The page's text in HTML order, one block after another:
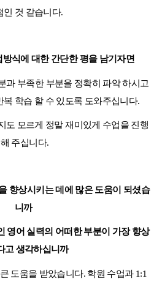
인 것 같습니다.
식에 대한 간단한 평을 남기자면
과 부족한 부분을 정확히 파악 하시고
복 학습 할 수 있도록 도와주십니다.
도 모르게 정말 재미있게 수업을 진행
해 주십니다.
향상시키는 데에 많은 도움이 되셨습
니까
영어 실력의 어떠한 부분이 가장 향상
고 생각하십니까
도움을 받았습니다. 학원 수업과 1:1